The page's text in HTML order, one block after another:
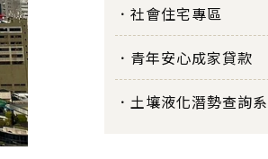
社會住宅專區
青年安心成家貸款
土壤液化潛勢查詢